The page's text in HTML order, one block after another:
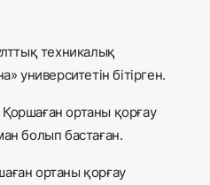
техникалық
университетін бітірген.
ортаны қорғау
болып бастаған.
ортаны қорғау